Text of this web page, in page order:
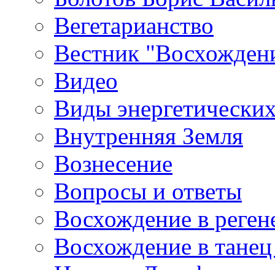
Вегетарианство
Вестник
Видео
Виды
Внутренняя Земля
Вознесение
Вопросы и ответы
Восхождение в
Восхождение в